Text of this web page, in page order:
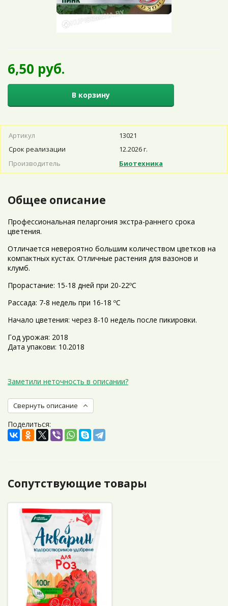
6,50 руб.
В корзину
Артикул
13021
Срок реализации
12.2026 г.
Производитель
Биотехника
Общее описание
Профессиональная пеларгония экстра-раннего срока
цветения.
Отличается невероятно большим количеством цветков на
компактных кустах. Отличные растения для вазонов и
клумб.
Прорастание: 15-18 дней при 20-22ºС
Рассада: 7-8 недель при 16-18 ºС
Начало цветения: через 8-10 недель после пикировки.
Год урожая: 2018
Дата упакови: 10.2018
Заметили неточность в описании?
Свернуть описание
Поделиться:
Сопутствующие товары